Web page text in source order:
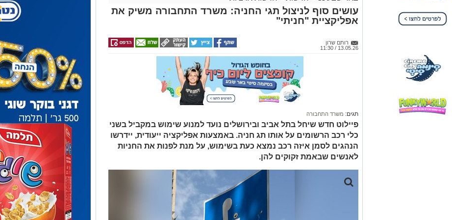
עושים סוף לניצול תגי החניה: משרד התחבורה משיק את
אפליקציית "חניתי"
רותם שרון
13.05.26 / 11:30
תגים: משרד התחבורה
פיילוט חדש שיחל בתל אביב ובירושלים נועד למנוע שימוש במקביל בשני
כלי רכב הרשומים על אותו תג חניה. באמצעות אפליקציה ייעודית, יידרשו
הנהגים לסמן איזה רכב נמצא כעת בשימוש, על מנת לפנות את החניות
לאנשים שבאמת זקוקים להן.